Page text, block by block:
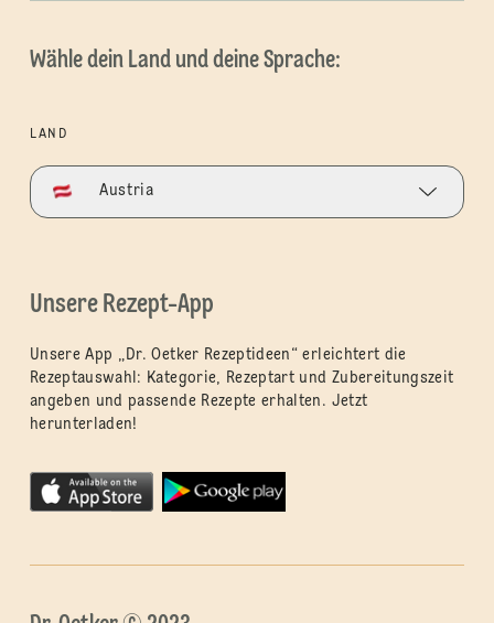
Wähle dein Land und deine Sprache:
LAND
Austria
Unsere Rezept-App
Unsere App „Dr. Oetker Rezeptideen“ erleichtert die
Rezeptauswahl: Kategorie, Rezeptart und Zubereitungszeit
angeben und passende Rezepte erhalten. Jetzt
herunterladen!